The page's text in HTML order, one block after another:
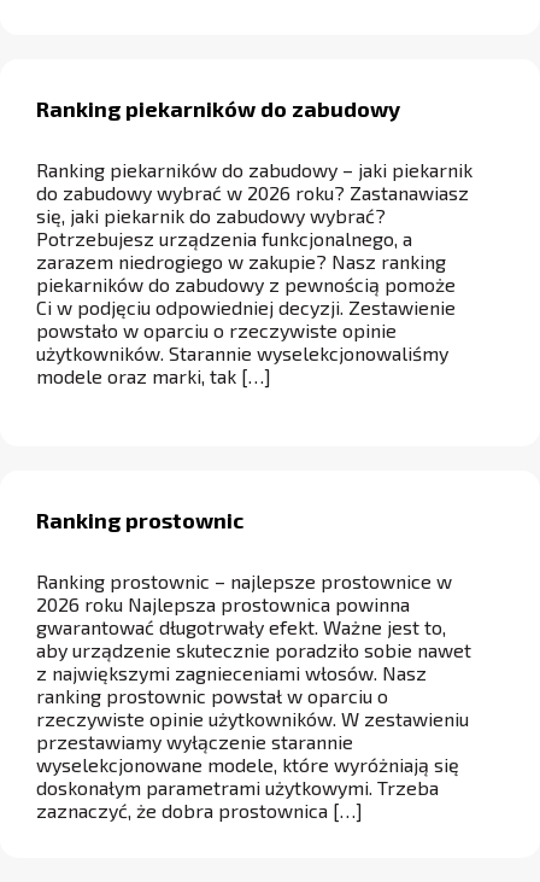
Ranking piekarników do zabudowy
Ranking piekarników do zabudowy – jaki piekarnik
do zabudowy wybrać w 2026 roku? Zastanawiasz
się, jaki piekarnik do zabudowy wybrać?
Potrzebujesz urządzenia funkcjonalnego, a
zarazem niedrogiego w zakupie? Nasz ranking
piekarników do zabudowy z pewnością pomoże
Ci w podjęciu odpowiedniej decyzji. Zestawienie
powstało w oparciu o rzeczywiste opinie
użytkowników. Starannie wyselekcjonowaliśmy
modele oraz marki, tak […]
Ranking prostownic
Ranking prostownic – najlepsze prostownice w
2026 roku Najlepsza prostownica powinna
gwarantować długotrwały efekt. Ważne jest to,
aby urządzenie skutecznie poradziło sobie nawet
z największymi zagnieceniami włosów. Nasz
ranking prostownic powstał w oparciu o
rzeczywiste opinie użytkowników. W zestawieniu
przestawiamy wyłączenie starannie
wyselekcjonowane modele, które wyróżniają się
doskonałym parametrami użytkowymi. Trzeba
zaznaczyć, że dobra prostownica […]